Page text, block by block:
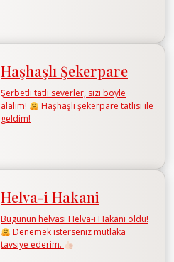
Haşhaşlı Şekerpare
Şerbetli tatlı severler, sizi böyle
alalım!
Haşhaşlı şekerpare tatlısı ile
geldim!
Helva-i Hakani
Bugünün helvası Helva-i Hakani oldu!
Denemek isterseniz mutlaka
tavsiye ederim.